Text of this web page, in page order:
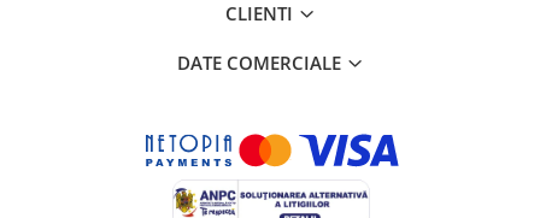
CLIENTI
DATE COMERCIALE